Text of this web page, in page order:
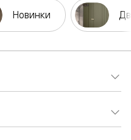
Новинки